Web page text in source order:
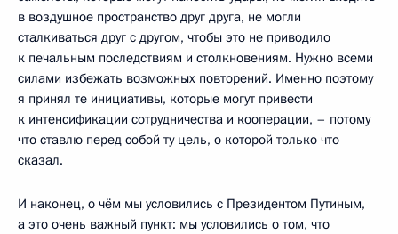
в воздушное пространство друг друга, не могли
сталкиваться друг с другом, чтобы это не приводило
к печальным последствиям и столкновениям. Нужно всеми
силами избежать возможных повторений. Именно поэтому
я принял те инициативы, которые могут привести
к интенсификации сотрудничества и кооперации, – потому
что ставлю перед собой ту цель, о которой только что
сказал.
И наконец, о чём мы условились с Президентом Путиным,
а это очень важный пункт: мы условились о том, что